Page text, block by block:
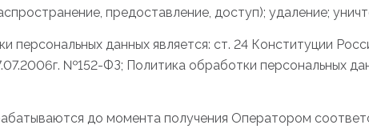
предоставление, доступ); удаление;
персональных данных является: ст. 24 Конституции
№152-ФЗ; Политика обработки персональных
до момента получения Оператором